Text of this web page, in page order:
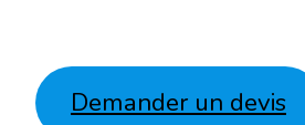
Demander un devis